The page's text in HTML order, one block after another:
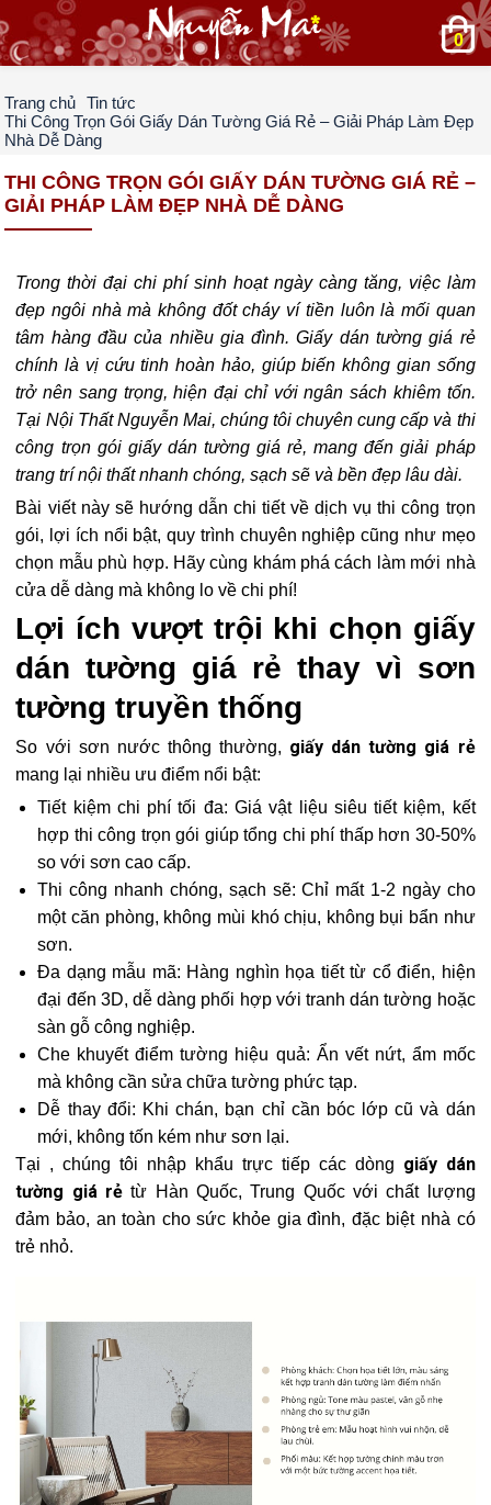
0
Trang chủ
Tin tức
Thi Công Trọn Gói Giấy Dán Tường Giá Rẻ – Giải Pháp Làm Đẹp
Nhà Dễ Dàng
THI CÔNG TRỌN GÓI GIẤY DÁN TƯỜNG GIÁ RẺ –
GIẢI PHÁP LÀM ĐẸP NHÀ DỄ DÀNG
Trong thời đại chi phí sinh hoạt ngày càng tăng, việc làm
đẹp ngôi nhà mà không đốt cháy ví tiền luôn là mối quan
tâm hàng đầu của nhiều gia đình. Giấy dán tường giá rẻ
chính là vị cứu tinh hoàn hảo, giúp biến không gian sống
trở nên sang trọng, hiện đại chỉ với ngân sách khiêm tốn.
Tại Nội Thất Nguyễn Mai, chúng tôi chuyên cung cấp và thi
công trọn gói giấy dán tường giá rẻ, mang đến giải pháp
trang trí nội thất nhanh chóng, sạch sẽ và bền đẹp lâu dài.
Bài viết này sẽ hướng dẫn chi tiết về dịch vụ thi công trọn
gói, lợi ích nổi bật, quy trình chuyên nghiệp cũng như mẹo
chọn mẫu phù hợp. Hãy cùng khám phá cách làm mới nhà
cửa dễ dàng mà không lo về chi phí!
Lợi ích vượt trội khi chọn giấy
dán tường giá rẻ thay vì sơn
tường truyền thống
So với sơn nước thông thường, giấy dán tường giá rẻ
mang lại nhiều ưu điểm nổi bật:
Tiết kiệm chi phí tối đa: Giá vật liệu siêu tiết kiệm, kết
hợp thi công trọn gói giúp tổng chi phí thấp hơn 30-50%
so với sơn cao cấp.
Thi công nhanh chóng, sạch sẽ: Chỉ mất 1-2 ngày cho
một căn phòng, không mùi khó chịu, không bụi bẩn như
sơn.
Đa dạng mẫu mã: Hàng nghìn họa tiết từ cổ điển, hiện
đại đến 3D, dễ dàng phối hợp với tranh dán tường hoặc
sàn gỗ công nghiệp.
Che khuyết điểm tường hiệu quả: Ẩn vết nứt, ẩm mốc
mà không cần sửa chữa tường phức tạp.
Dễ thay đổi: Khi chán, bạn chỉ cần bóc lớp cũ và dán
mới, không tốn kém như sơn lại.
Tại , chúng tôi nhập khẩu trực tiếp các dòng giấy dán
tường giá rẻ từ Hàn Quốc, Trung Quốc với chất lượng
đảm bảo, an toàn cho sức khỏe gia đình, đặc biệt nhà có
trẻ nhỏ.